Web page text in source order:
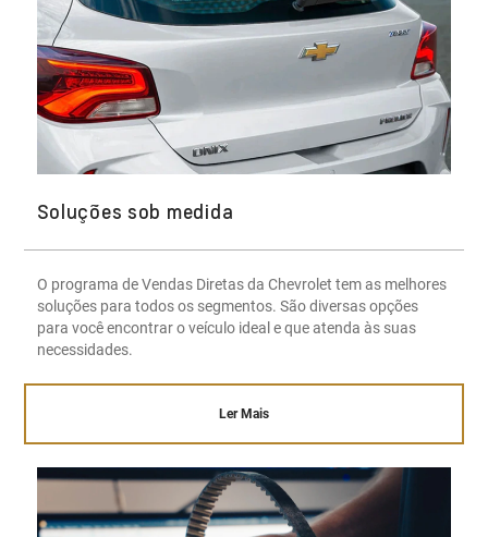
Soluções sob medida
O programa de Vendas Diretas da Chevrolet tem as melhores
soluções para todos os segmentos. São diversas opções
para você encontrar o veículo ideal e que atenda às suas
necessidades.
Ler Mais